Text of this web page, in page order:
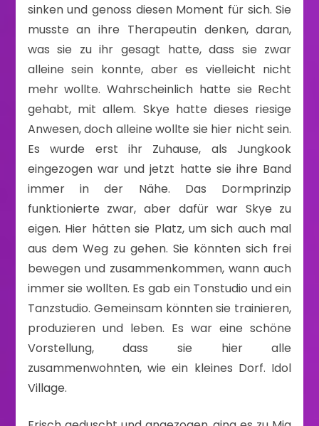
sinken und genoss diesen Moment für sich. Sie
musste an ihre Therapeutin denken, daran,
was sie zu ihr gesagt hatte, dass sie zwar
alleine sein konnte, aber es vielleicht nicht
mehr wollte. Wahrscheinlich hatte sie Recht
gehabt, mit allem. Skye hatte dieses riesige
Anwesen, doch alleine wollte sie hier nicht sein.
Es wurde erst ihr Zuhause, als Jungkook
eingezogen war und jetzt hatte sie ihre Band
immer in der Nähe. Das Dormprinzip
funktionierte zwar, aber dafür war Skye zu
eigen. Hier hätten sie Platz, um sich auch mal
aus dem Weg zu gehen. Sie könnten sich frei
bewegen und zusammenkommen, wann auch
immer sie wollten. Es gab ein Tonstudio und ein
Tanzstudio. Gemeinsam könnten sie trainieren,
produzieren und leben. Es war eine schöne
Vorstellung, dass sie hier alle
zusammenwohnten, wie ein kleines Dorf. Idol
Village.